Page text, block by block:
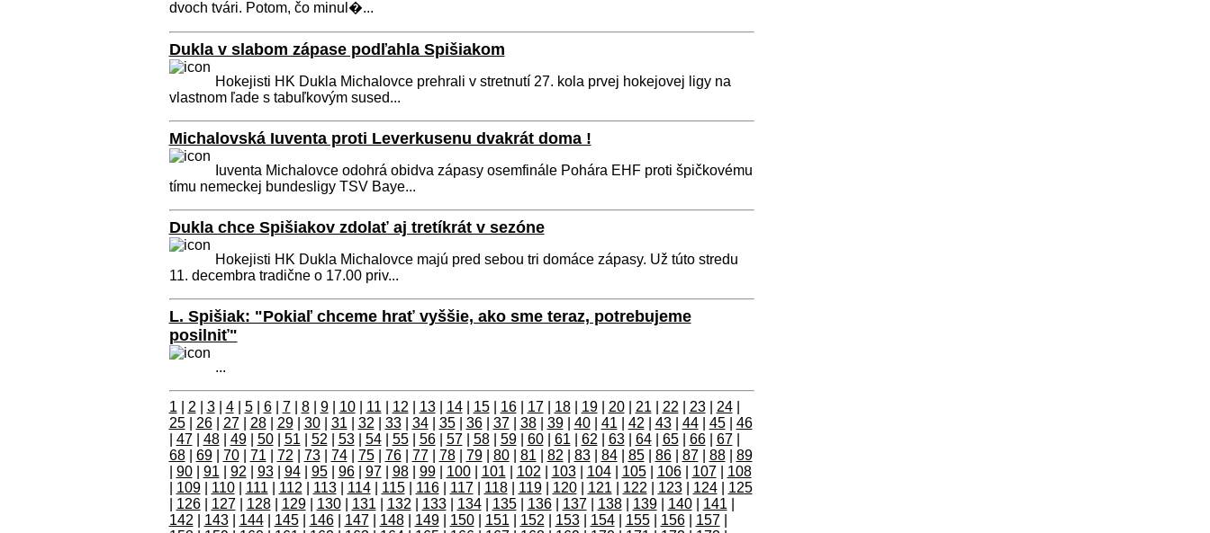
dvoch tvári. Potom, čo minul�...
Dukla v slabom zápase podľahla Spišiakom
Hokejisti HK Dukla Michalovce prehrali v stretnutí 27. kola prvej hokejovej ligy na
vlastnom ľade s tabuľkovým sused...
Michalovská Iuventa proti Leverkusenu dvakrát doma !
Iuventa Michalovce odohrá obidva zápasy osemfinále Pohára EHF proti špičkovému
tímu nemeckej bundesligy TSV Baye...
Dukla chce Spišiakov zdolať aj tretíkrát v sezóne
Hokejisti HK Dukla Michalovce majú pred sebou tri domáce zápasy. Už túto stredu
11. decembra tradične o 17.00 priv...
L. Spišiak: "Pokiaľ chceme hrať vyššie, ako sme teraz, potrebujeme
posilniť"
...
1 2 3| 4| 5| 6| 7| 8| 9| 10| 11 12 13| 14| 15| 16| 17| 18| 19| 20| 21 22 23| 24|
25| 26| 27| 28| 29| 30| 31 32 33| 34| 35| 36| 37| 38| 39| 40| 41 42 43| 44| 45| 46
47| 48| 49| 50| 51 52 53| 54| 55| 56| 57| 58| 59| 60| 61 62 63| 64| 65| 66| 67|
68| 69| 70| 71 72 73| 74| 75| 76| 77| 78| 79| 80| 81 82 83| 84| 85| 86| 87| 88| 89
90| 91 92 93| 94| 95| 96| 97| 98| 99| 100| 101 102 103| 104| 105| 106| 107| 108
109| 110| 111 112 113| 114| 115| 116| 117| 118| 119| 120| 121 122 123| 124| 125
126| 127| 128| 129| 130| 131 132 133| 134| 135| 136| 137| 138| 139| 140| 141
142
143| 144| 145| 146| 147| 148| 149| 150| 151 152 153| 154| 155| 156| 157|